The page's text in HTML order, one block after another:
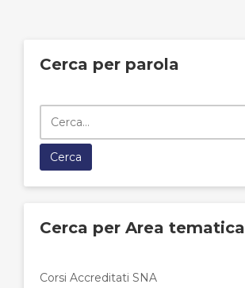
Cerca per parola
Cerca per Area tematica
Corsi Accreditati SNA